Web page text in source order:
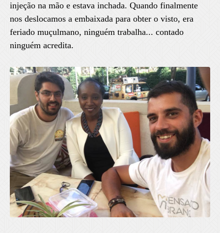
injeção na mão e estava inchada. Quando finalmente
nos deslocamos a embaixada para obter o visto, era
feriado muçulmano, ninguém trabalha... contado
ninguém acredita.